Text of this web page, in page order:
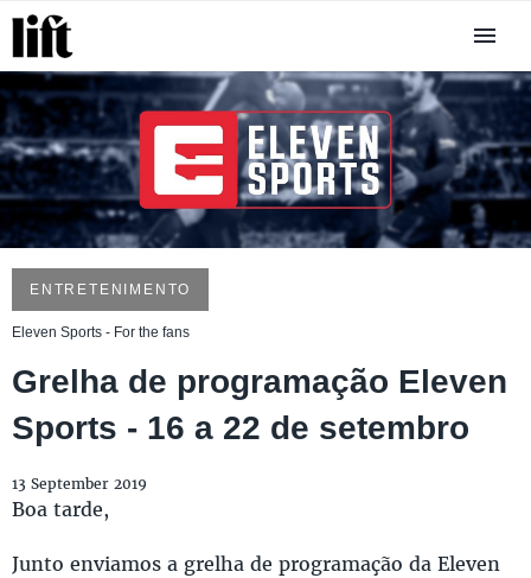
ENTRETENIMENTO
Eleven Sports - For the fans
Grelha de programação Eleven
Sports - 16 a 22 de setembro
13 September 2019
Boa tarde,
Junto enviamos a grelha de programação da Eleven